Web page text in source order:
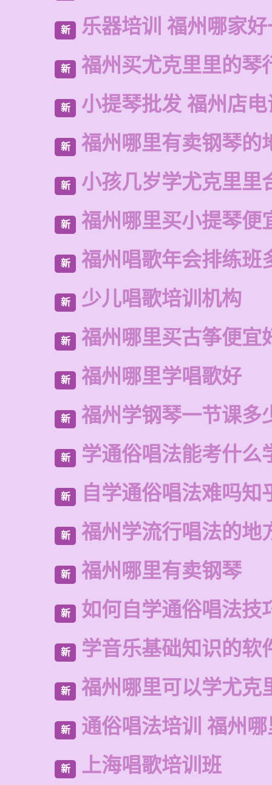
新 乐器培训 福州哪家
新 福州买尤克里里的琴
新 小提琴批发 福州店
新 福州哪里有卖钢琴的
新 小孩几岁学尤克里里
新 福州哪里买小提琴便
新 福州唱歌年会排练班
新 少儿唱歌培训机构
新 福州哪里买古筝便宜
新 福州哪里学唱歌好
新 福州学钢琴一节课多
新 学通俗唱法能考什么
新 自学通俗唱法难吗知
新 福州学流行唱法的地
新 福州哪里有卖钢琴
新 如何自学通俗唱法技
新 学音乐基础知识的软
新 福州哪里可以学尤克
新 通俗唱法培训 福州
新 上海唱歌培训班